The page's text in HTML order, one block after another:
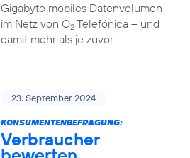
Gigabyte mobiles Datenvolumen
im Netz von O2Telefónica – und
damit mehr als je zuvor.
23. September 2024
KONSUMENTENBEFRAGUNG:
Verbraucher